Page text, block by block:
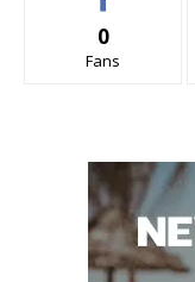
0
Fans